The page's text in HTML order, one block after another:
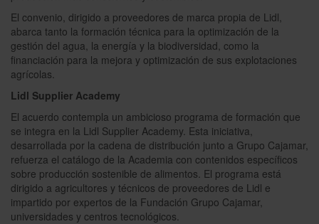
El convenio, dirigido a proveedores de marca propia de Lidl,
abarca tanto la formación técnica para la optimización de la
gestión del agua, la energía y la biodiversidad, como la
financiación para la mejora y optimización de sus explotaciones
agrícolas.
Lidl Supplier Academy
El acuerdo contempla un ambicioso programa de formación que
se integra en la Lidl Supplier Academy. Esta iniciativa,
desarrollada por la cadena de distribución junto a Grupo Cajamar,
refuerza el catálogo de la Academia con contenidos específicos
sobre producción sostenible de alimentos. El programa está
dirigido a agricultores y técnicos de proveedores de Lidl e
impartido por expertos de la Fundación Grupo Cajamar,
universidades y centros tecnológicos.